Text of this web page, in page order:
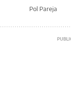
Pol Pareja